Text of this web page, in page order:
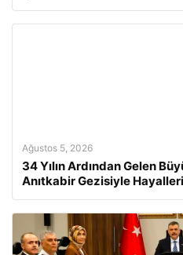
Ağustos 5, 2026
34 Yılın Ardından Gelen
Anıtkabir Gezisiyle